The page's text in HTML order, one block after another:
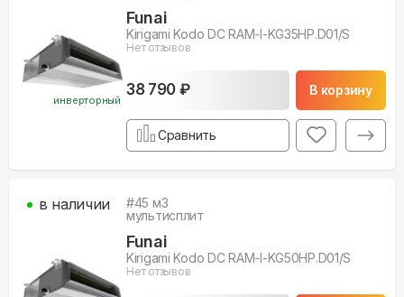
инверторный
Funai
Kirigami Kodo DC RAM-I-KG35HP.D01/S
Нет отзывов
38 790 ₽ В корзину
Сравнить
#45 м3
мультисплит
Funai
Kirigami Kodo DC RAM-I-KG50HP.D01/S
Нет отзывов
в наличии